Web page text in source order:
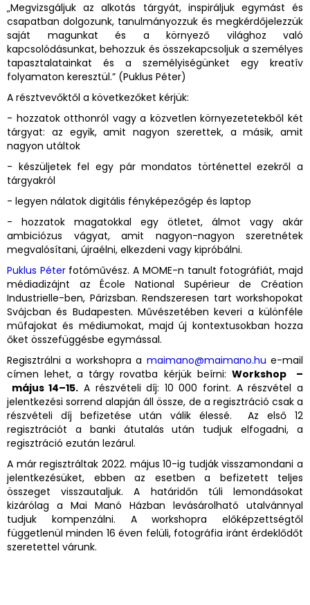
„Megvizsgáljuk az alkotás tárgyát, inspiráljuk egymást és
csapatban dolgozunk, tanulmányozzuk és megkérdőjelezzük
saját magunkat és a környező világhoz való
kapcsolódásunkat, behozzuk és összekapcsoljuk a személyes
tapasztalatainkat és a személyiségünket egy kreatív
folyamaton keresztül.” (Puklus Péter)
A résztvevőktől a következőket kérjük:
- hozzatok otthonról vagy a közvetlen környezetetekből két
tárgyat: az egyik, amit nagyon szerettek, a másik, amit
nagyon utáltok
- készüljetek fel egy pár mondatos történettel ezekről a
tárgyakról
- legyen nálatok digitális fényképezőgép és laptop
- hozzatok magatokkal egy ötletet, álmot vagy akár
ambiciózus vágyat, amit nagyon-nagyon szeretnétek
megvalósítani, újraélni, elkezdeni vagy kipróbálni.
Puklus Péterfotóművész. A MOME-n tanult fotográfiát, majd
médiadizájnt az École National Supérieur de Création
Industrielle-ben, Párizsban. Rendszeresen tart workshopokat
Svájcban és Budapesten. Művészetében keveri a különféle
műfajokat és médiumokat, majd új kontextusokban hozza
őket összefüggésbe egymással.
Regisztrálni a workshopra a maimano@maimano.hu e-mail
címen lehet, a tárgy rovatba kérjük beírni: Workshop –
május 14–15. A részvételi díj: 10 000 forint. A részvétel a
jelentkezési sorrend alapján áll össze, de a regisztráció csak a
részvételi díj befizetése után válik élessé. Az első 12
regisztrációt a banki átutalás után tudjuk elfogadni, a
regisztráció ezután lezárul.
A már regisztráltak 2022. május 10-ig tudják visszamondani a
jelentkezésüket, ebben az esetben a befizetett teljes
összeget visszautaljuk. A határidőn túli lemondásokat
kizárólag a Mai Manó Házban levásárolható utalvánnyal
tudjuk kompenzálni. A workshopra előképzettségtől
függetlenül minden 16 éven felüli, fotográfia iránt érdeklődőt
szeretettel várunk.